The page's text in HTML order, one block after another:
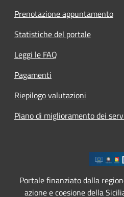
Prenotazione appuntamento
Statistiche del portale
Leggi le FAQ
Pagamenti
Riepilogo valutazioni
Piano di miglioramento dei
Portale finanziato dalla
azione e coesione della